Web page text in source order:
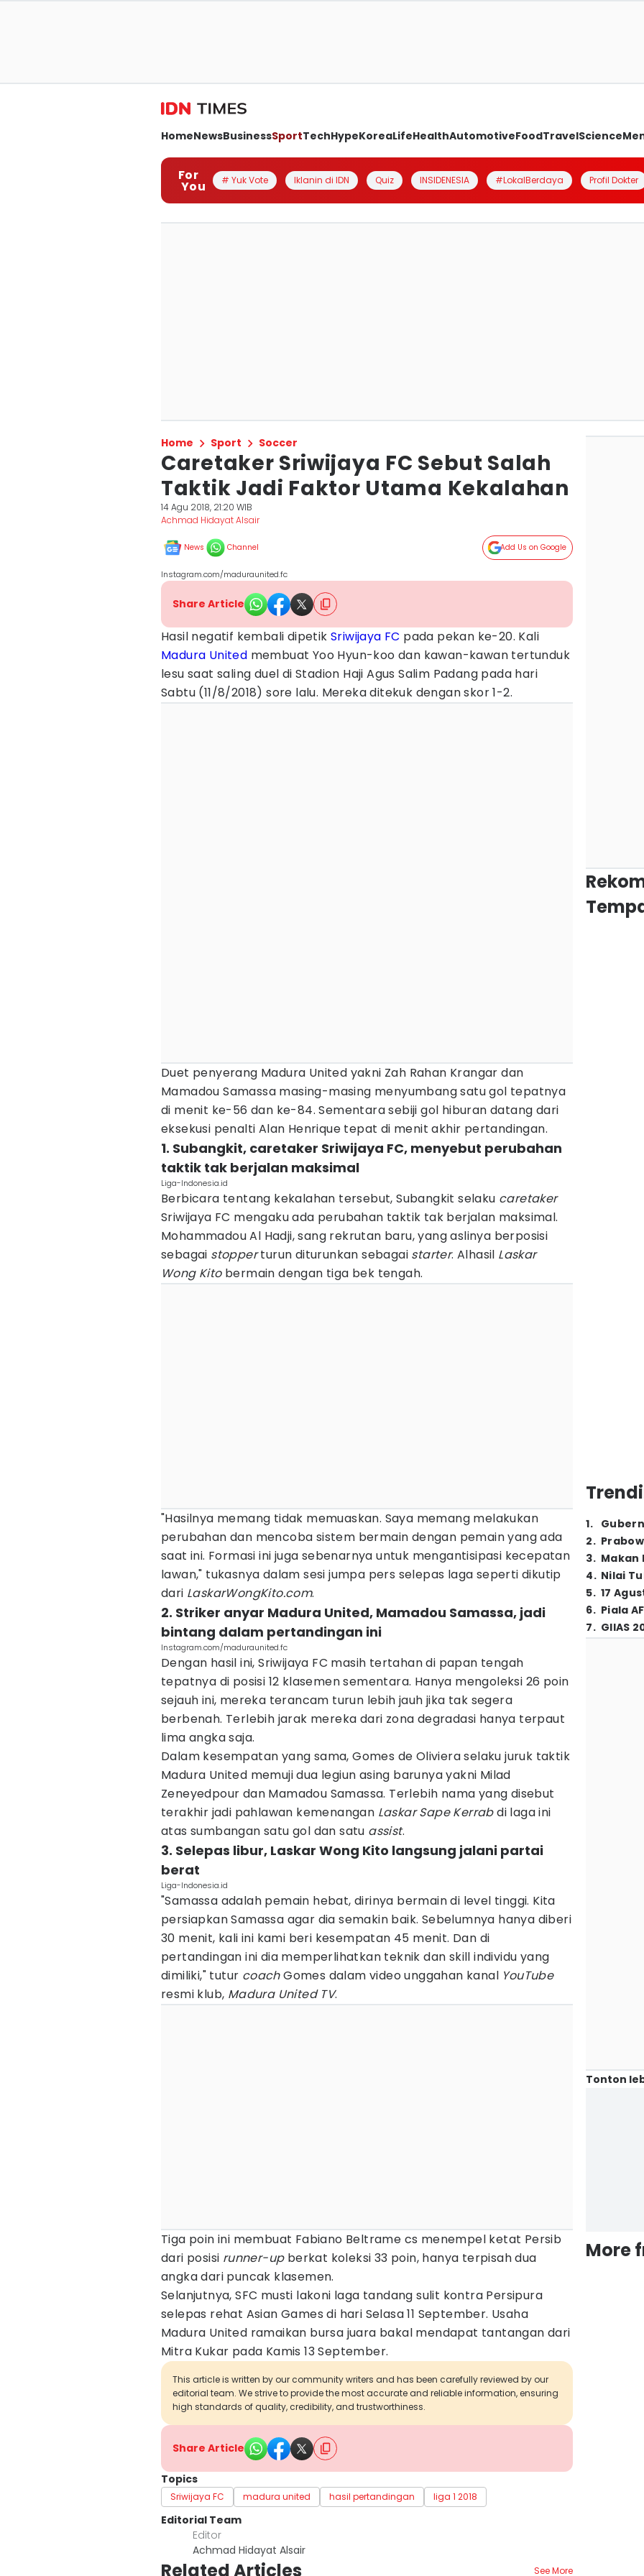
HomeNewsBusinessSportTechHypeKoreaLifeHealthAutomotiveFoodTravelScience
For
You # Yuk Vote Iklanin di IDN Quiz INSIDENESIA #LokalBerdaya Profil Dokter
Home Sport Soccer
Caretaker Sriwijaya FC Sebut Salah
Taktik Jadi Faktor Utama Kekalahan
14 Agu 2018, 21:20 WIB
Achmad Hidayat Alsair
News Channel Add Us on Google
Instagram.com/maduraunited.fc
Share Article
Hasil negatif kembali dipetik Sriwijaya FC pada pekan ke-20. Kali
Madura United membuat Yoo Hyun-koo dan kawan-kawan tertunduk
lesu saat saling duel di Stadion Haji Agus Salim Padang pada hari
Sabtu (11/8/2018) sore lalu. Mereka ditekuk dengan skor 1-2.
Duet penyerang Madura United yakni Zah Rahan Krangar dan
Mamadou Samassa masing-masing menyumbang satu gol tepatnya
di menit ke-56 dan ke-84. Sementara sebiji gol hiburan datang dari
eksekusi penalti Alan Henrique tepat di menit akhir pertandingan.
1. Subangkit, caretaker Sriwijaya FC, menyebut perubahan
taktik tak berjalan maksimal
Liga-Indonesia.id
Berbicara tentang kekalahan tersebut, Subangkit selaku caretaker
Sriwijaya FC mengaku ada perubahan taktik tak berjalan maksimal.
Mohammadou Al Hadji, sang rekrutan baru, yang aslinya berposisi
sebagai stopperturun diturunkan sebagai starter. Alhasil Laskar
Wong Kitobermain dengan tiga bek tengah.
"Hasilnya memang tidak memuaskan. Saya memang melakukan
perubahan dan mencoba sistem bermain dengan pemain yang ada
saat ini. Formasi ini juga sebenarnya untuk mengantisipasi kecepatan
lawan," tukasnya dalam sesi jumpa pers selepas laga seperti dikutip
dari LaskarWongKito.com.
2. Striker anyar Madura United, Mamadou Samassa, jadi
bintang dalam pertandingan ini
Instagram.com/maduraunited.fc
Dengan hasil ini, Sriwijaya FC masih tertahan di papan tengah
tepatnya di posisi 12 klasemen sementara. Hanya mengoleksi 26 poin
sejauh ini, mereka terancam turun lebih jauh jika tak segera
berbenah. Terlebih jarak mereka dari zona degradasi hanya terpaut
lima angka saja.
Dalam kesempatan yang sama, Gomes de Oliviera selaku juruk taktik
Madura United memuji dua legiun asing barunya yakni Milad
Zeneyedpour dan Mamadou Samassa. Terlebih nama yang disebut
terakhir jadi pahlawan kemenangan Laskar Sape Kerrabdi laga ini
atas sumbangan satu gol dan satu assist.
3. Selepas libur, Laskar Wong Kito langsung jalani partai
berat
Liga-Indonesia.id
"Samassa adalah pemain hebat, dirinya bermain di level tinggi. Kita
persiapkan Samassa agar dia semakin baik. Sebelumnya hanya diberi
30 menit, kali ini kami beri kesempatan 45 menit. Dan di
pertandingan ini dia memperlihatkan teknik dan skill individu yang
dimiliki," tutur coachGomes dalam video unggahan kanal YouTube
resmi klub, Madura United TV.
Tiga poin ini membuat Fabiano Beltrame cs menempel ketat Persib
dari posisi runner-up berkat koleksi 33 poin, hanya terpisah dua
angka dari puncak klasemen.
Selanjutnya, SFC musti lakoni laga tandang sulit kontra Persipura
selepas rehat Asian Games di hari Selasa 11 September. Usaha
Madura United ramaikan bursa juara bakal mendapat tantangan dari
Mitra Kukar pada Kamis 13 September.
This article is written by our community writers and has been carefully reviewed by our
editorial team. We strive to provide the most accurate and reliable information, ensuring
high standards of quality, credibility, and trustworthiness.
Share Article
Topics
Sriwijaya FC madura united hasil pertandingan liga 1 2018
Editorial Team
Editor
Achmad Hidayat Alsair
Related Articles See More
1.
2.
3. Makan
4. Nilai
5. 17
6. Piala
7. GIIAS
Tonton
More